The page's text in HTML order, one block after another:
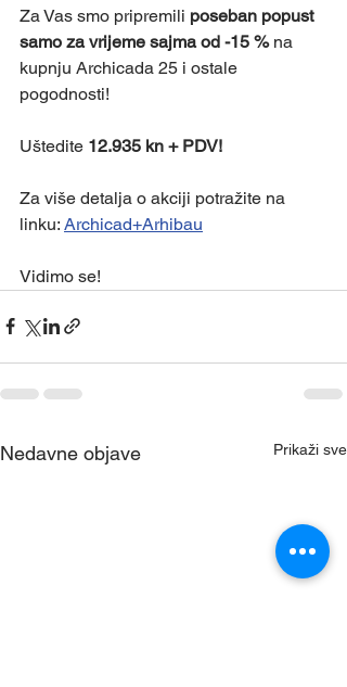
Za Vas smo pripremili poseban popust
samo za vrijeme sajma od -15 % na
kupnju Archicada 25 i ostale
pogodnosti!
Uštedite 12.935 kn + PDV!
Za više detalja o akciji potražite na
linku: Archicad+Arhibau
Vidimo se!
Nedavne objave Prikaži sve